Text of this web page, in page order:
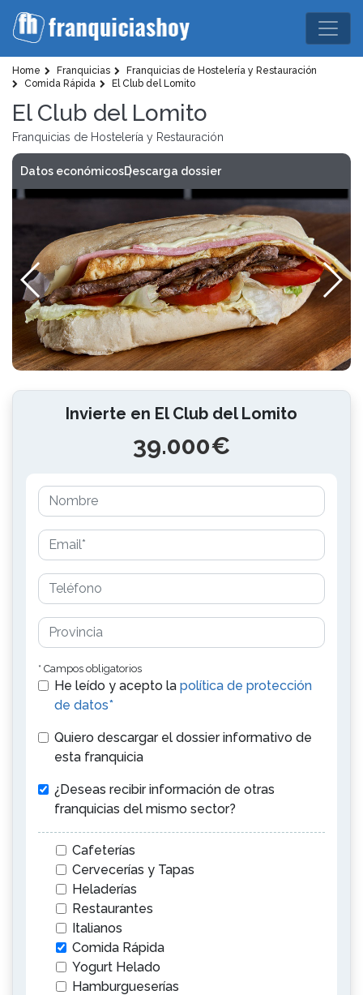
Home Franquicias
Franquicias de Hostelería y Restauración
Comida Rápida
El Club del Lomito
El Club del Lomito
Franquicias de Hostelería y Restauración
Datos económicosDescarga dossier
Invierte en El Club del Lomito
39.000€
* Campos obligatorios
He leído y acepto la política de protección
de datos*
Quiero descargar el dossier informativo de
esta franquicia
¿Deseas recibir información de otras
franquicias del mismo sector?
Cafeterías
Cervecerías y Tapas
Heladerías
Restaurantes
Italianos
Comida Rápida
Yogurt Helado
Hamburgueserías